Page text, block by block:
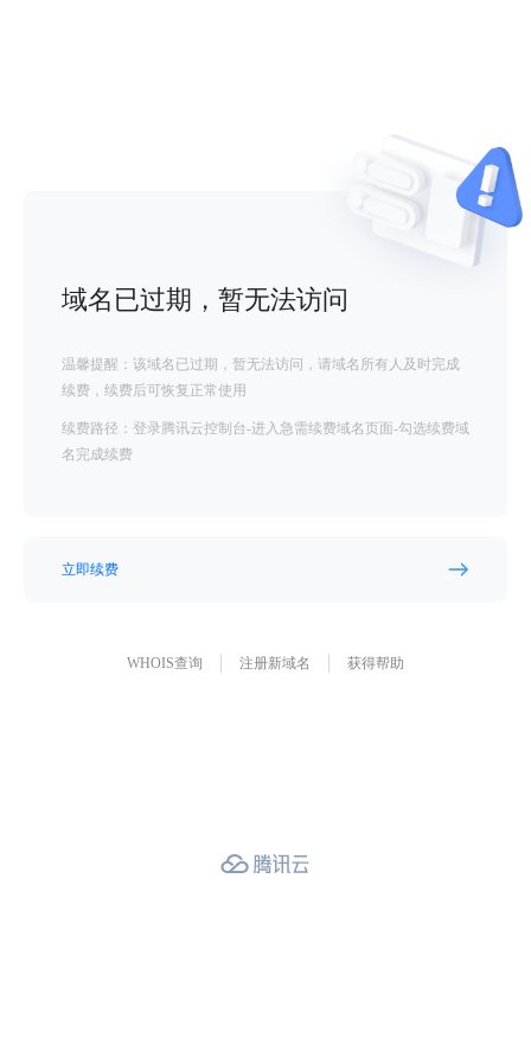
域名已过期，暂无法访问
温馨提醒：该域名已过期，暂无法访问，请域名所有人及时完成
续费，续费后可恢复正常使用
续费路径：登录腾讯云控制台-进入急需续费域名页面-勾选续费域
名完成续费
立即续费
WHOIS查询 注册新域名 获得帮助